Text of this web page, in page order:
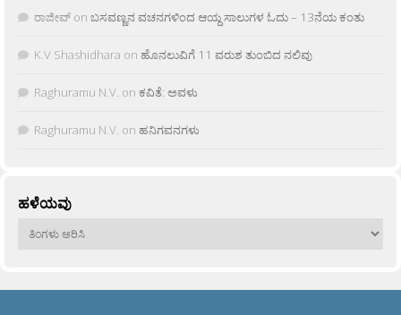
ರಾಜೀವ್ on ಬಸವಣ್ಣನ ವಚನಗಳಿಂದ ಆಯ್ದ ಸಾಲುಗಳ ಓದು – 13ನೆಯ ಕಂತು
K.V Shashidhara on ಹೊನಲುವಿಗೆ 11 ವರುಶ ತುಂಬಿದ ನಲಿವು
Raghuramu N.V. on ಕವಿತೆ: ಅವಳು
Raghuramu N.V. on ಹನಿಗವನಗಳು
ಹಳೆಯವು
ಹಳೆಯವು